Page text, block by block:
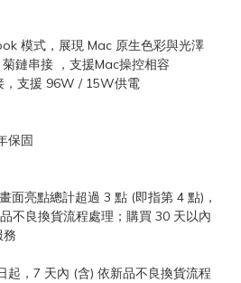
模式，展現 Mac 原生色彩與光澤
鏈串接 ，支援Mac操控相容
支援 96W / 15W供電
保固
面亮點總計超過 3 點 (即指第 4 點)，
不良換貨流程處理；購買 30 天以內
務
起，7 天內 (含) 依新品不良換貨流程